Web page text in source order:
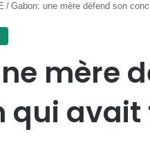
/ Gabon: une mère défend son
mère
qui avait